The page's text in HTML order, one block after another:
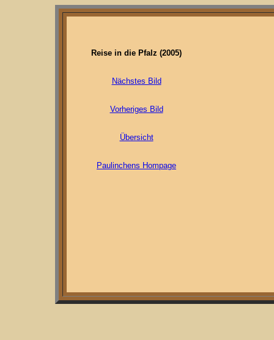
Reise in die Pfalz (2005)
Nächstes Bild
Vorheriges Bild
Übersicht
Paulinchens Hompage